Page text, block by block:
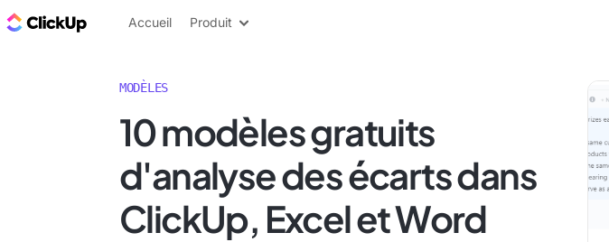
ClickUp Blog
Accueil Produit
MODÈLES
10 modèles gratuits
d'analyse des écarts dans
ClickUp, Excel et Word